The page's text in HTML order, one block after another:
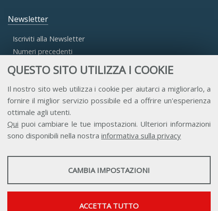
QUESTO SITO UTILIZZA I COOKIE
Il nostro sito web utilizza i cookie per aiutarci a migliorarlo, a
fornire il miglior servizio possibile ed a offrire un'esperienza
ottimale agli utenti.
Qui puoi cambiare le tue impostazioni. Ulteriori informazioni
sono disponibili nella nostra informativa sulla privacy
STATISTICHE
Mostra maggiori informazioni
CAMBIA IMPOSTAZIONI
ACCETTA TUTTO
Newsletter
Iscriviti alla Newsletter
Numeri precedenti
Accesso Aderenti
Accesso Consulta
Accesso Team
Contatti Privacy Trasparenza Credits